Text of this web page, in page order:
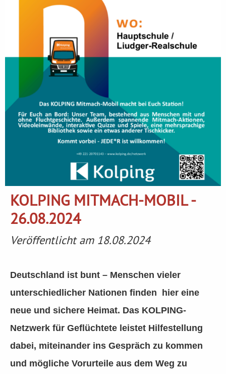
KOLPING MITMACH-MOBIL -
26.08.2024
Veröffentlicht am 18.08.2024
Deutschland ist bunt – Menschen vieler
unterschiedlicher Nationen finden hier eine
neue und sichere Heimat. Das KOLPING-
Netzwerk für Geflüchtete leistet Hilfestellung
dabei, miteinander ins Gespräch zu kommen
und mögliche Vorurteile aus dem Weg zu